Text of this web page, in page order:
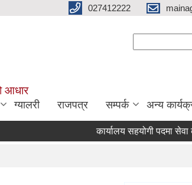
027412222
आधार
ग्यालरी राजपत्र सम्पर्क अन्य
कार्यालय सहयोगी पदमा सेवा